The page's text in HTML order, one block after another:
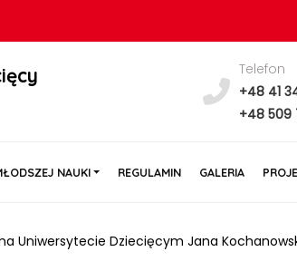
Telefon
+48 41
+48 509
NAUKI REGULAMIN GALERIA
Uniwersytecie Dziecięcym Jana